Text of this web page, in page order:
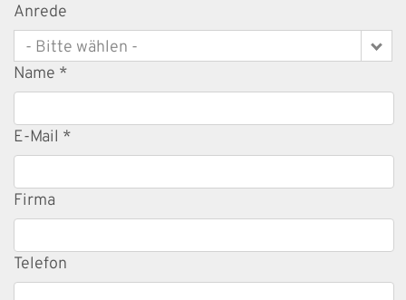
Anrede
- Bitte wählen -
Name *
E-Mail *
Firma
Telefon